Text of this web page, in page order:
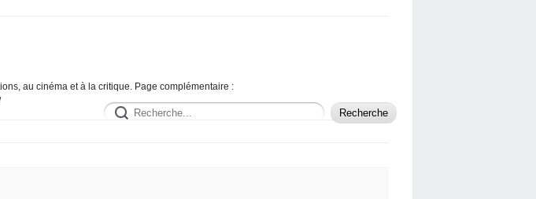
au cinéma et à la critique. Page complémentaire :